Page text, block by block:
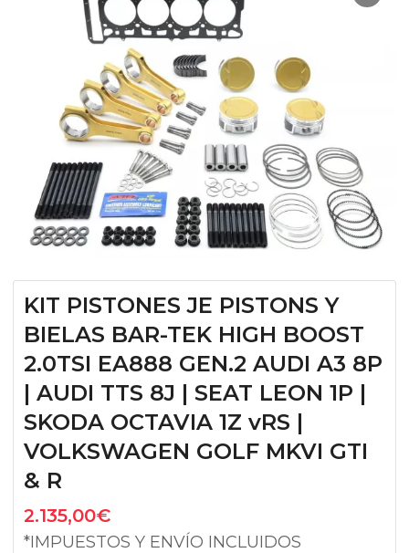
KIT PISTONES JE PISTONS Y
BIELAS BAR-TEK HIGH BOOST
2.0TSI EA888 GEN.2 AUDI A3 8P
| AUDI TTS 8J | SEAT LEON 1P |
SKODA OCTAVIA 1Z vRS |
VOLKSWAGEN GOLF MKVI GTI
& R
2.135,00€
*IMPUESTOS Y ENVÍO INCLUIDOS